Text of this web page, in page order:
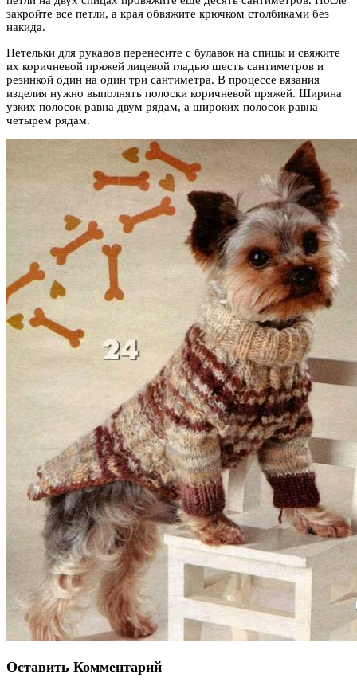
закройте все петли, а края обвяжите крючком столбиками без
накида.
Петельки для рукавов перенесите с булавок на спицы и свяжите
их коричневой пряжей лицевой гладью шесть сантиметров и
резинкой один на один три сантиметра. В процессе вязания
изделия нужно выполнять полоски коричневой пряжей. Ширина
узких полосок равна двум рядам, а широких полосок равна
четырем рядам.
Оставить Комментарий